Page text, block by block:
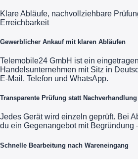
Klare Abläufe, nachvollziehbare
Erreichbarkeit
Gewerblicher Ankauf mit klaren Abläufen
Telemobile24 GmbH ist ein
Handelsunternehmen mit Sitz in
E-Mail, Telefon und WhatsApp.
Transparente Prüfung statt Nachverhandlung
Jedes Gerät wird einzeln geprüft. Bei
du ein Gegenangebot mit Begründung
Schnelle Bearbeitung nach Wareneingang